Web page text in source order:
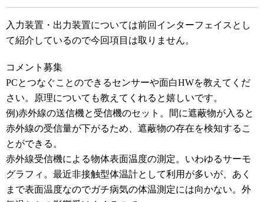
入力装置・出力装置については前回インターフェイスとし
て紹介しているので今回項目は取りません。
コメント募集
PCとつなぐことのできるセンサーや面白HWを教えてくだ
さい。原理についても教えてくれると嬉しいです。
例)赤外線の送信機と受信機のセット。間に遮蔽物が入ると
赤外線の受信量が下がるため、遮蔽物の存在を検知するこ
とができる。
赤外線受信機による物体表面温度の測定。いわゆるサーモ
グラフィ。最近非接触型体温計として利用が多いが、あく
まで表面温度なのでガチ病気の体温測定には向かない。外